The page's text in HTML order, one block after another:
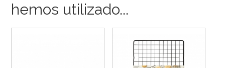
hemos utilizado...